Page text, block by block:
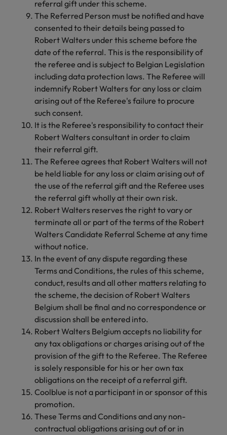
referral gift under this scheme.
The Referred Person must be notified and have
consented to their details being passed to
Robert Walters under this scheme before the
date of the referral. This is the responsibility of
the referee and is subject to Belgian Legislation
including data protection laws. The Referee will
indemnify Robert Walters for any loss or claim
arising out of the Referee's failure to procure
such consent.
It is the Referee's responsibility to contact their
Robert Walters consultant in order to claim
their referral gift.
The Referee agrees that Robert Walters will not
be held liable for any loss or claim arising out of
the use of the referral gift and the Referee uses
the referral gift wholly at their own risk.
Robert Walters reserves the right to vary or
terminate all or part of the terms of the Robert
Walters Candidate Referral Scheme at any time
without notice.
In the event of any dispute regarding these
Terms and Conditions, the rules of this scheme,
conduct, results and all other matters relating to
the scheme, the decision of Robert Walters
Belgium shall be final and no correspondence or
discussion shall be entered into.
Robert Walters Belgium accepts no liability for
any tax obligations or charges arising out of the
provision of the gift to the Referee. The Referee
is solely responsible for his or her own tax
obligations on the receipt of a referral gift.
Coolblue is not a participant in or sponsor of this
promotion.
These Terms and Conditions and any non-
contractual obligations arising out of or in